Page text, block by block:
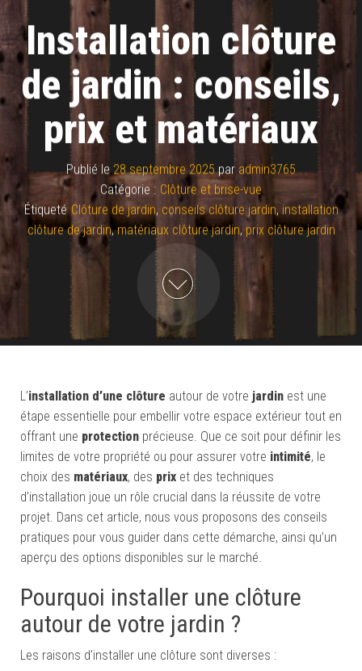
Installation clôture
de jardin : conseils,
prix et matériaux
Publié le28 septembre 2025par admin3765
Catégorie : Clôture et brise-vue
Étiqueté Clôture de jardin, conseils clôture jardin, installation
clôture de jardin,matériaux clôture jardin, prix clôture jardin
L’installation d’une clôture autour de votre jardin est une
étape essentielle pour embellir votre espace extérieur tout en
offrant une protection précieuse. Que ce soit pour définir les
limites de votre propriété ou pour assurer votre intimité, le
choix des matériaux, des prix et des techniques
d’installation joue un rôle crucial dans la réussite de votre
projet. Dans cet article, nous vous proposons des conseils
pratiques pour vous guider dans cette démarche, ainsi qu’un
aperçu des options disponibles sur le marché.
Pourquoi installer une clôture
autour de votre jardin ?
Les raisons d’installer une clôture sont diverses :